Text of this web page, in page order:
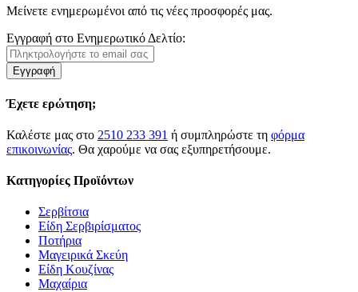
Μείνετε ενημερωμένοι από τις νέες προσφορές μας.
Εγγραφή στο Ενημερωτικό Δελτίο:
Εγγραφή
Έχετε ερώτηση;
Καλέστε μας στο 2510 233 391 ή συμπληρώστε τη φόρμα
επικοινωνίας. Θα χαρούμε να σας εξυπηρετήσουμε.
Κατηγορίες Προϊόντων
Σερβίτσια
Είδη Σερβιρίσματος
Ποτήρια
Μαγειρικά Σκεύη
Είδη Κουζίνας
Μαχαίρια